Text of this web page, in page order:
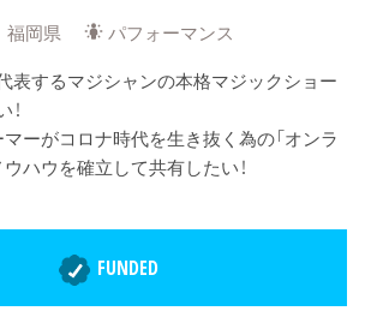
福岡県
パフォーマンス
表するマジシャンの本格マジックショー
マーがコロナ時代を生き抜く為の「オンラ
ハウを確立して共有したい！
FUNDED